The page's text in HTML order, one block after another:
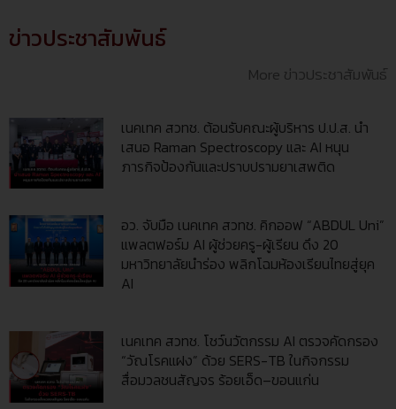
ข่าวประชาสัมพันธ์
More ข่าวประชาสัมพันธ์
เนคเทค สวทช. ต้อนรับคณะผู้บริหาร ป.ป.ส. นำ
เสนอ Raman Spectroscopy และ AI หนุน
ภารกิจป้องกันและปราบปรามยาเสพติด
อว. จับมือ เนคเทค สวทช. คิกออฟ “ABDUL Uni”
แพลตฟอร์ม AI ผู้ช่วยครู-ผู้เรียน ดึง 20
มหาวิทยาลัยนำร่อง พลิกโฉมห้องเรียนไทยสู่ยุค
AI
เนคเทค สวทช. โชว์นวัตกรรม AI ตรวจคัดกรอง
“วัณโรคแฝง” ด้วย SERS-TB ในกิจกรรม
สื่อมวลชนสัญจร ร้อยเอ็ด–ขอนแก่น